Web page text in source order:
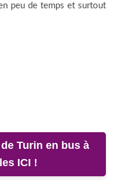
peu de temps et surtout
Turin en bus à
ICI !